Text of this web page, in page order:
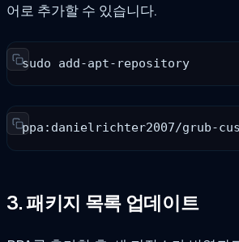
어로 추가할 수 있습니다.
sudo add-apt-repository
ppa:danielrichter2007/grub-
3. 패키지 목록 업데이트